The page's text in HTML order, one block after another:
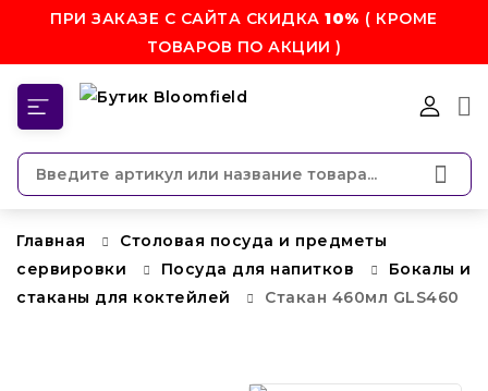
ПРИ ЗАКАЗЕ С САЙТА СКИДКА10% ( КРОМЕ
ТОВАРОВ ПО АКЦИИ )
Главная
Столовая посуда и предметы
сервировки
Посуда для напитков
Бокалы и
стаканы для коктейлей
Стакан 460мл GLS460